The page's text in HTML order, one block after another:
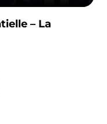
– La